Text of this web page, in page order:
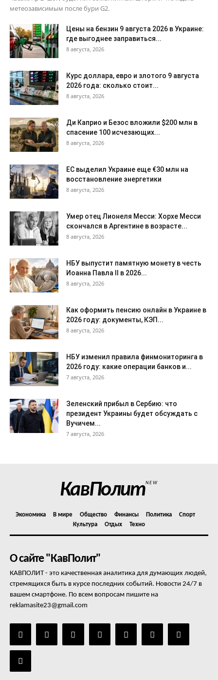
метеозависимым после бури G2.
Цены на бензин 9 августа 2026 в Украине:
где выгоднее заправиться...
8 августа, 2026
Курс доллара, евро и злотого 9 августа
2026 года: сколько стоит...
8 августа, 2026
Ди Каприо и Безос вложили $200 млн в
спасение 100 исчезающих...
8 августа, 2026
ЕС выделил Украине еще €30 млн на
восстановление энергетики
8 августа, 2026
Умер отец Лионеля Месси: Хорхе Месси
скончался в Аргентине в возрасте...
8 августа, 2026
НБУ выпустит памятную монету в честь
Иоанна Павла II в 2026...
8 августа, 2026
Как оформить пенсию онлайн в Украине в
2026 году: документы, КЭП...
8 августа, 2026
НБУ изменил правила финмониторинга в
2026 году: какие операции банков и...
7 августа, 2026
Зеленский прибыл в Сербию: что
президент Украины будет обсуждать с
Вучичем...
7 августа, 2026
КавПолитNEW
Экономика В мире Общество Финансы Политика
Спорт
Культура
Отдых Техно
О сайте "КавПолит"
КАВПОЛИТ - это качественная аналитика для думающих людей,
стремящихся быть в курсе последних событий. Новости 24/7 в
вашем смартфоне. По всем вопросам пишите на
reklamasite23@gmail.com